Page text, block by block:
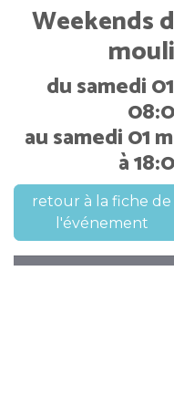
Weekends
du samedi
au samedi 01
à
retour à la fiche de
l'événement